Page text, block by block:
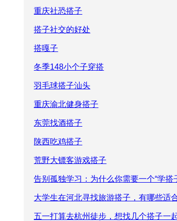
重庆社恐搭子
搭子社交的好处
搭嘎子
冬季148小个子穿搭
羽毛球搭子汕头
重庆渝北健身搭子
东莞找酒搭子
陕西吃鸡搭子
荒野大镖客游戏搭子
告别孤独学习：为什么你需要一个“学搭
大学生在河北寻找旅游搭子，有哪些适
五一打算去杭州徒步，想找几个搭子一